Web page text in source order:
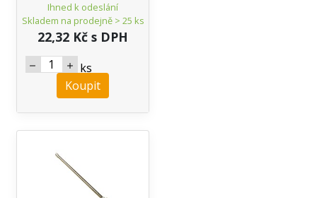
Ihned k odeslání
Skladem na prodejně > 25 ks
22,32 Kč s DPH
ks
Koupit